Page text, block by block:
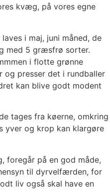
kvæg, på vores egne
i maj, juni måned, de
med 5 græsfrø sorter.
i flotte grønne
og presser det i rundballer
kan blive godt modent
tages fra køerne, omkring
yver og krop kan klargøre
foregår på en god måde,
til dyrvelfærden, for
liv også skal have en